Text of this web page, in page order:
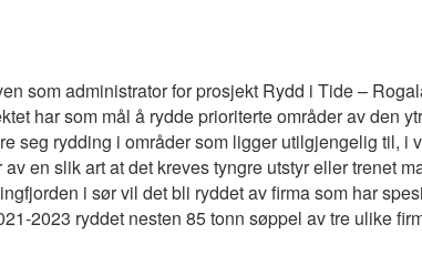
som administrator for prosjekt Rydd i Tide –
har som mål å rydde prioriterte områder av den
seg rydding i områder som ligger utilgjengelig til, i
en slik art at det kreves tyngre utstyr eller trenet
i sør vil det bli ryddet av firma som har
2023 ryddet nesten 85 tonn søppel av tre ulike